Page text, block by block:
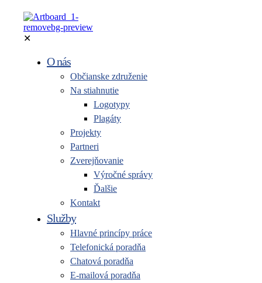
✕
O nás
Občianske združenie
Na stiahnutie
Logotypy
Plagáty
Projekty
Partneri
Zverejňovanie
Výročné správy
Ďalšie
Kontakt
Služby
Hlavné princípy práce
Telefonická poradňa
Chatová poradňa
E-mailová poradňa